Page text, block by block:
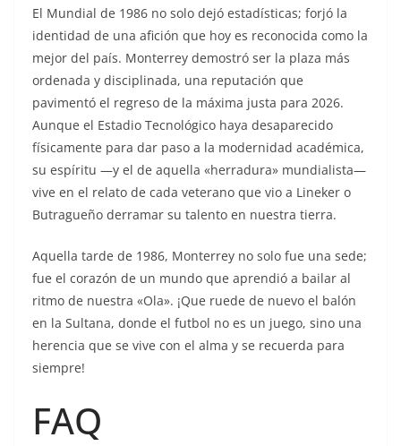
El Mundial de 1986 no solo dejó estadísticas; forjó la
identidad de una afición que hoy es reconocida como la
mejor del país. Monterrey demostró ser la plaza más
ordenada y disciplinada, una reputación que
pavimentó el regreso de la máxima justa para 2026.
Aunque el Estadio Tecnológico haya desaparecido
físicamente para dar paso a la modernidad académica,
su espíritu —y el de aquella «herradura» mundialista—
vive en el relato de cada veterano que vio a Lineker o
Butragueño derramar su talento en nuestra tierra.
Aquella tarde de 1986, Monterrey no solo fue una sede;
fue el corazón de un mundo que aprendió a bailar al
ritmo de nuestra «Ola». ¡Que ruede de nuevo el balón
en la Sultana, donde el futbol no es un juego, sino una
herencia que se vive con el alma y se recuerda para
siempre!
FAQ